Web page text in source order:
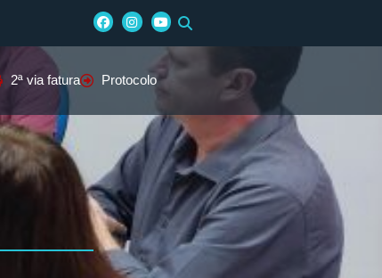
2ª via fatura Protocolo